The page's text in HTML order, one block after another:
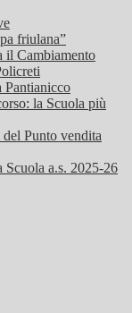
friulana”
il Cambiamento
Pantianicco
la Scuola più
Punto vendita
Scuola a.s. 2025-26